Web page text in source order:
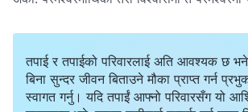
तपाई र तपाईको परिवारलाई अति आवश्यक छ
बिना सुन्दर जीवन बिताउने मौका प्राप्त गर्न
स्वागत गर्नु। यदि तपाईं आफ्नो परिवारसँग यो